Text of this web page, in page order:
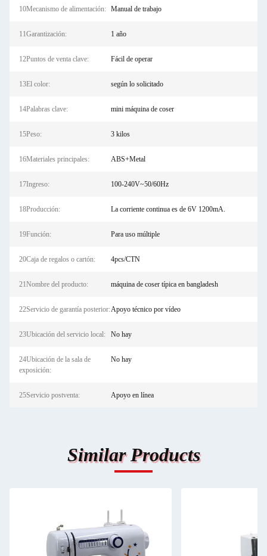
10Mecanismo de alimentación: Manual de trabajo
11Garantización: 1 año
12Puntos de venta clave: Fácil de operar
13El color: según lo solicitado
14Palabras clave: mini máquina de coser
15Peso: 3 kilos
16Materiales principales: ABS+Metal
17Ingreso: 100-240V~50/60Hz
18Producción: La corriente continua es de 6V 1200mA.
19Función: Para uso múltiple
20Caja de regalos o cartón: 4pcs/CTN
21Nombre del producto: máquina de coser típica en bangladesh
22Servicio de garantía posterior:Apoyo técnico por vídeo
23Ubicación del servicio local: No hay
24Ubicación de la sala de
exposición:
No hay
25Servicio postventa: Apoyo en línea
Similar Products